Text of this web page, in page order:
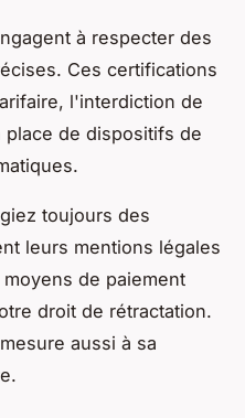
à respecter des
Ces certifications
l'interdiction de
place de dispositifs de
toujours des
leurs mentions légales
de paiement
droit de rétractation.
aussi à sa